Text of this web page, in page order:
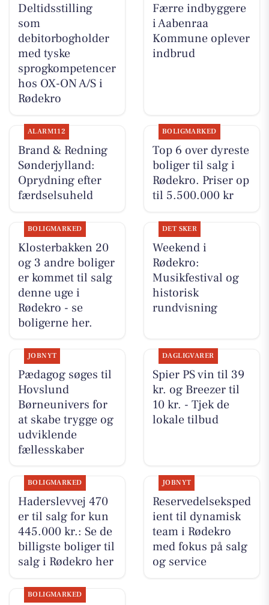
Deltidsstilling
som
debitorbogholder
med tyske
sprogkompetencer
hos OX-ON A/S i
Rødekro
Færre indbyggere
i Aabenraa
Kommune oplever
indbrud
ALARM112
Brand & Redning
Sønderjylland:
Oprydning efter
færdselsuheld
BOLIGMARKED
Top 6 over dyreste
boliger til salg i
Rødekro. Priser op
til 5.500.000 kr
BOLIGMARKED
Klosterbakken 20
og 3 andre boliger
er kommet til salg
denne uge i
Rødekro - se
boligerne her.
DET SKER
Weekend i
Rødekro:
Musikfestival og
historisk
rundvisning
JOBNYT
Pædagog søges til
Hovslund
Børneunivers for
at skabe trygge og
udviklende
fællesskaber
DAGLIGVARER
Spier PS vin til 39
kr. og Breezer til
10 kr. - Tjek de
lokale tilbud
BOLIGMARKED
Haderslevvej 470
er til salg for kun
445.000 kr.: Se de
billigste boliger til
salg i Rødekro her
JOBNYT
Reservedelseksped
ient til dynamisk
team i Rødekro
med fokus på salg
og service
BOLIGMARKED